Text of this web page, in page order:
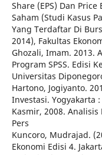
Share (EPS) Dan
Saham (Studi Kasus
Yang Terdaftar Di
2014), Fakultas
Ghozali, Imam. 2013.
Program SPSS. Edisi
Universitas
Hartono, Jogiyanto.
Investasi. Yogyakarta :
Kasmir, 2008. Analisis
Pers
Kuncoro, Mudrajad.
Ekonomi Edisi 4.